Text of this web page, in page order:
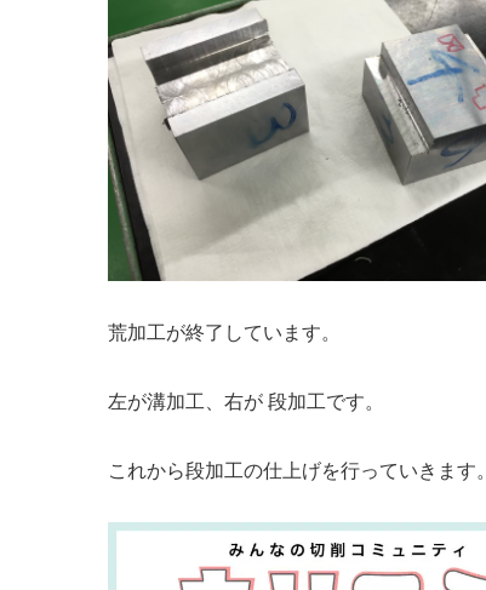
荒加工が終了しています。
左が溝加工、右が 段加工です。
これから段加工の仕上げを行っていきます。